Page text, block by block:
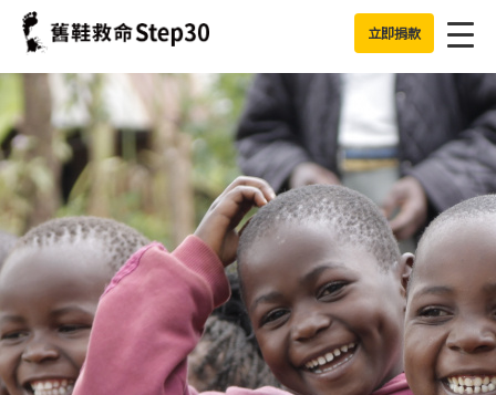
Jump to Navigation
Jump to Main content
立即捐款